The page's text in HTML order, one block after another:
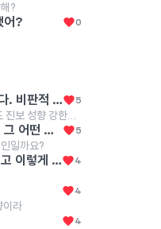
?
어? 0
학계는 원래 진보입니다. 비판적 사고, 다양성 추구 등을 하며 기존과 다른 것을 연구하는 게 학계인데 당연히 진보적이지요. 5
빨리 이 정권이 끝나길 그 어떤 좌파가 잡아도 이러진 않았었음 이건 좌우를 떠나서 걍 인간 자체가 못된 거 5
일까요?
저희가 논문 하나 내려고 이렇게 저렇게 측정하고 밤새고 하는데 사람 한명 얻으려면 더 큰 노력을 해야죠 다들 화이팅 4
4
이라
4